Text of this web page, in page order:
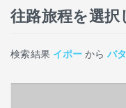
往路旅程を選
検索結果 イポー から バ